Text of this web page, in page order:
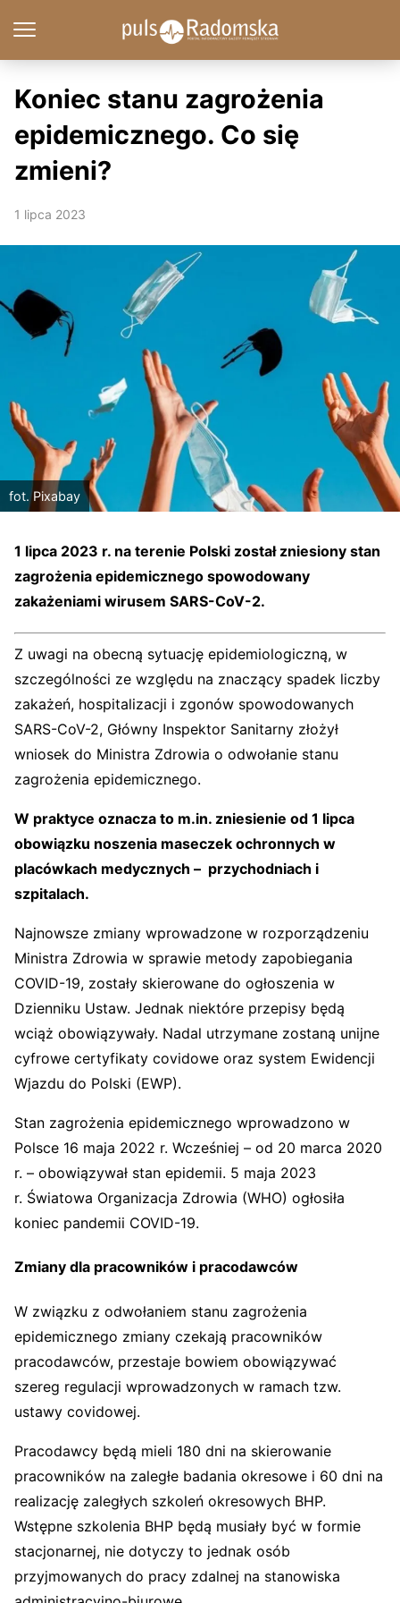
Koniec stanu zagrożenia
epidemicznego. Co się
zmieni?
1 lipca 2023
fot. Pixabay
1 lipca 2023 r. na terenie Polski został zniesiony stan
zagrożenia epidemicznego spowodowany
zakażeniami wirusem SARS-CoV-2.
Z uwagi na obecną sytuację epidemiologiczną, w
szczególności ze względu na znaczący spadek liczby
zakażeń, hospitalizacji i zgonów spowodowanych
SARS-CoV-2, Główny Inspektor Sanitarny złożył
wniosek do Ministra Zdrowia o odwołanie stanu
zagrożenia epidemicznego.
W praktyce oznacza to m.in. zniesienie od 1 lipca
obowiązku noszenia maseczek ochronnych w
placówkach medycznych – przychodniach i
szpitalach.
Najnowsze zmiany wprowadzone w rozporządzeniu
Ministra Zdrowia w sprawie metody zapobiegania
COVID-19, zostały skierowane do ogłoszenia w
Dzienniku Ustaw. Jednak niektóre przepisy będą
wciąż obowiązywały. Nadal utrzymane zostaną unijne
cyfrowe certyfikaty covidowe oraz system Ewidencji
Wjazdu do Polski (EWP).
Stan zagrożenia epidemicznego wprowadzono w
Polsce 16 maja 2022 r. Wcześniej – od 20 marca 2020
r. – obowiązywał stan epidemii. 5 maja 2023
r. Światowa Organizacja Zdrowia (WHO) ogłosiła
koniec pandemii COVID-19.
Zmiany dla pracowników i pracodawców
W związku z odwołaniem stanu zagrożenia
epidemicznego zmiany czekają pracowników
pracodawców, przestaje bowiem obowiązywać
szereg regulacji wprowadzonych w ramach tzw.
ustawy covidowej.
Pracodawcy będą mieli 180 dni na skierowanie
pracowników na zaległe badania okresowe i 60 dni na
realizację zaległych szkoleń okresowych BHP.
Wstępne szkolenia BHP będą musiały być w formie
stacjonarnej, nie dotyczy to jednak osób
przyjmowanych do pracy zdalnej na stanowiska